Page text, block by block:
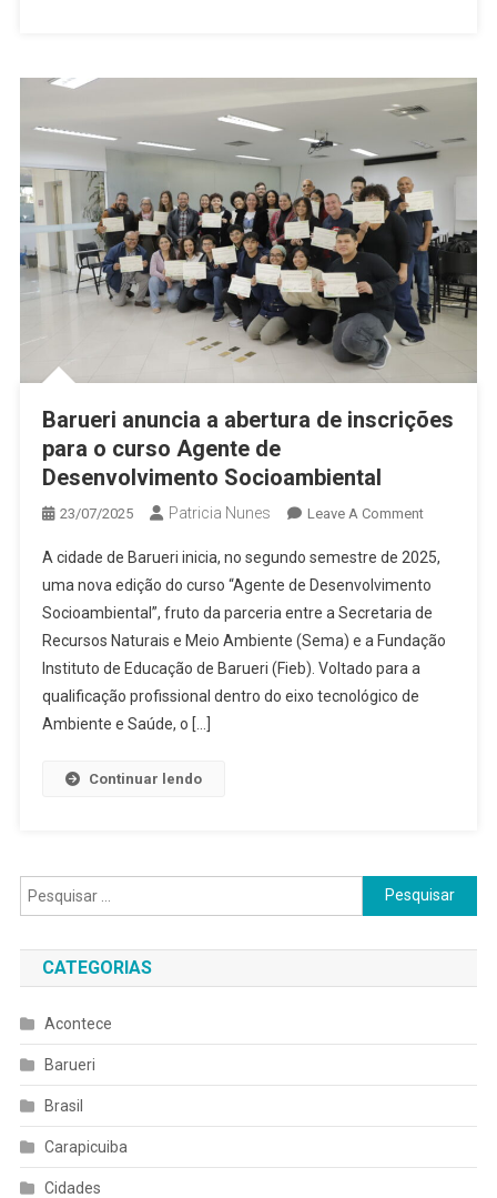
Barueri anuncia a abertura de inscrições
para o curso Agente de
Desenvolvimento Socioambiental
23/07/2025 Patricia Nunes Leave A CommentOn
Anuncia
A
Abertura
De
A cidade de Barueri inicia, no segundo semestre de 2025,
uma nova edição do curso “Agente de Desenvolvimento
Socioambiental”, fruto da parceria entre a Secretaria de
Recursos Naturais e Meio Ambiente (Sema) e a Fundação
Instituto de Educação de Barueri (Fieb). Voltado para a
qualificação profissional dentro do eixo tecnológico de
Ambiente e Saúde, o […]
Continuar lendo
Pesquisar
por:
CATEGORIAS
Acontece
Barueri
Brasil
Carapicuiba
Cidades